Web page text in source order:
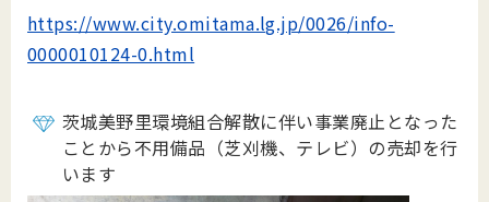
https://www.city.omitama.lg.jp/0026/info-
0000010124-0.html
茨城美野里環境組合解散に伴い事業廃止となった
ことから不用備品（芝刈機、テレビ）の売却を行
います